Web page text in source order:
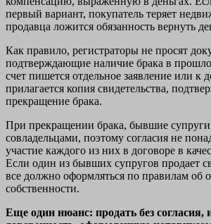
первый вариант, покупатель теряет
продавца ложится обязанность вернуть
Как правило, регистраторы не просят
подтверждающие наличие брака в
счет пишется отдельное заявление или к
прилагается копия свидетельства,
прекращение брака.
При прекращении брака, бывшие супруги
совладельцами, поэтому согласия не
участие каждого из них в договоре в
Если один из бывших супругов продает
все должно оформляться по правилам об
собственности.
Еще один нюанс: продать без согласия,